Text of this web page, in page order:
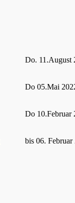
Do. 11.August
Do 05.Mai
Do 10.Februar
bis 06. Februar